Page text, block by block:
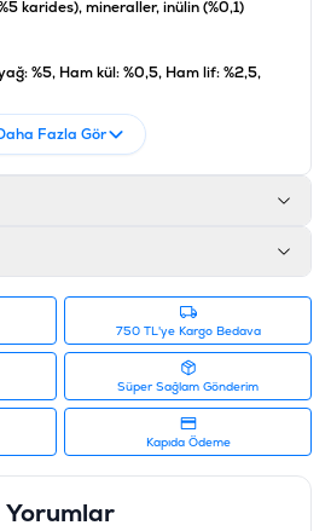
karides), mineraller, inülin (%0,1)
%5, Ham kül: %0,5, Ham lif: %2,5,
100 mg, Bakır 1mg, Biotin 20 µg;
: 650-1003091A
Fazla Gör
750 TL'ye Kargo Bedava
Süper Sağlam Gönderim
Kapıda Ödeme
Yorumlar